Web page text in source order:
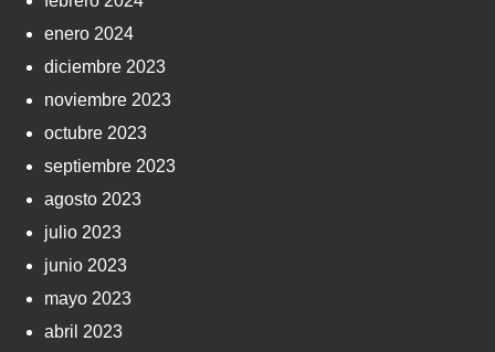
enero 2024
diciembre 2023
noviembre 2023
octubre 2023
septiembre 2023
agosto 2023
julio 2023
junio 2023
mayo 2023
abril 2023